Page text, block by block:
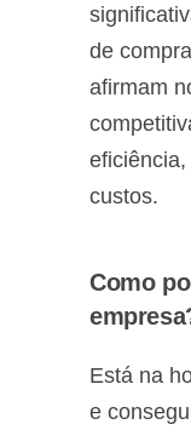
de
afirmam
custos.
Como
Está na
e